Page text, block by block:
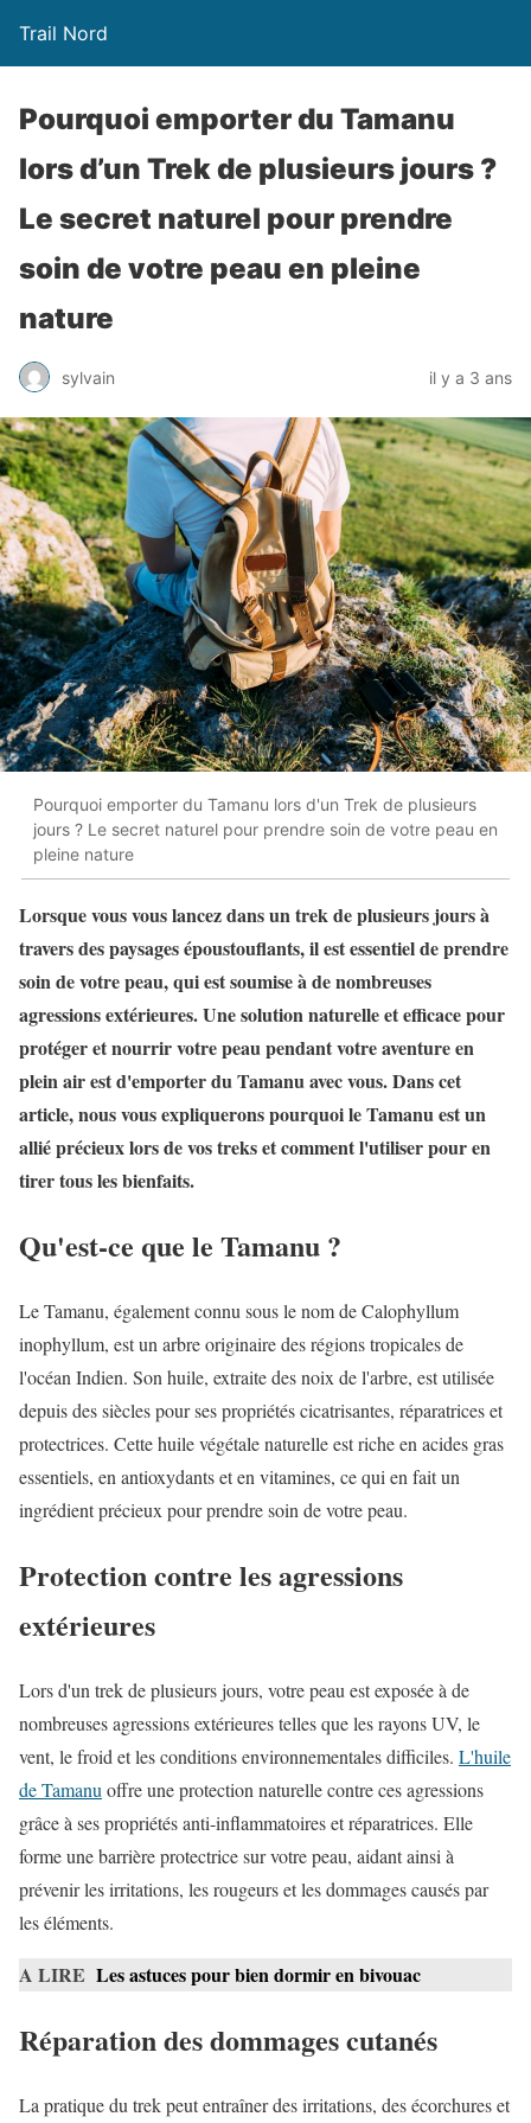
Trail Nord
Pourquoi emporter du Tamanu
lors d’un Trek de plusieurs jours ?
Le secret naturel pour prendre
soin de votre peau en pleine
nature
sylvain il y a 3 ans
Pourquoi emporter du Tamanu lors d'un Trek de plusieurs
jours ? Le secret naturel pour prendre soin de votre peau en
pleine nature
Lorsque vous vous lancez dans un trek de plusieurs jours à
travers des paysages époustouflants, il est essentiel de prendre
soin de votre peau, qui est soumise à de nombreuses
agressions extérieures. Une solution naturelle et efficace pour
protéger et nourrir votre peau pendant votre aventure en
plein air est d'emporter du Tamanu avec vous. Dans cet
article, nous vous expliquerons pourquoi le Tamanu est un
allié précieux lors de vos treks et comment l'utiliser pour en
tirer tous les bienfaits.
Qu'est-ce que le Tamanu ?
Le Tamanu, également connu sous le nom de Calophyllum
inophyllum, est un arbre originaire des régions tropicales de
l'océan Indien. Son huile, extraite des noix de l'arbre, est utilisée
depuis des siècles pour ses propriétés cicatrisantes, réparatrices et
protectrices. Cette huile végétale naturelle est riche en acides gras
essentiels, en antioxydants et en vitamines, ce qui en fait un
ingrédient précieux pour prendre soin de votre peau.
Protection contre les agressions
extérieures
Lors d'un trek de plusieurs jours, votre peau est exposée à de
nombreuses agressions extérieures telles que les rayons UV, le
vent, le froid et les conditions environnementales difficiles. L'huile
de Tamanu offre une protection naturelle contre ces agressions
grâce à ses propriétés anti-inflammatoires et réparatrices. Elle
forme une barrière protectrice sur votre peau, aidant ainsi à
prévenir les irritations, les rougeurs et les dommages causés par
les éléments.
A LIRE Les astuces pour bien dormir en bivouac
Réparation des dommages cutanés
La pratique du trek peut entraîner des irritations, des écorchures et